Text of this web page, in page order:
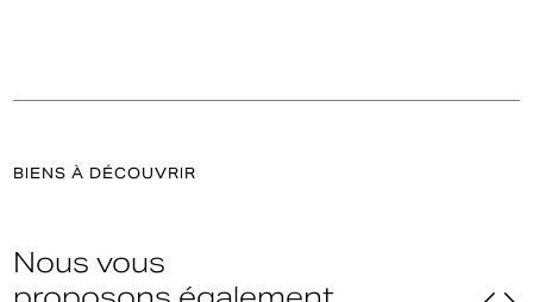
BIENS À DÉCOUVRIR
Nous vous